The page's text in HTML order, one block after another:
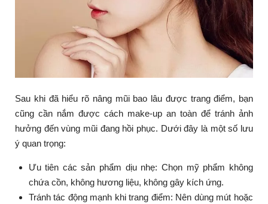
Sau khi đã hiểu rõ nâng mũi bao lâu được trang điểm, bạn
cũng cần nắm được cách make-up an toàn để tránh ảnh
hưởng đến vùng mũi đang hồi phục. Dưới đây là một số lưu
ý quan trọng:
Ưu tiên các sản phẩm dịu nhẹ: Chọn mỹ phẩm không
chứa cồn, không hương liệu, không gây kích ứng.
Tránh tác động mạnh khi trang điểm: Nên dùng mút hoặc